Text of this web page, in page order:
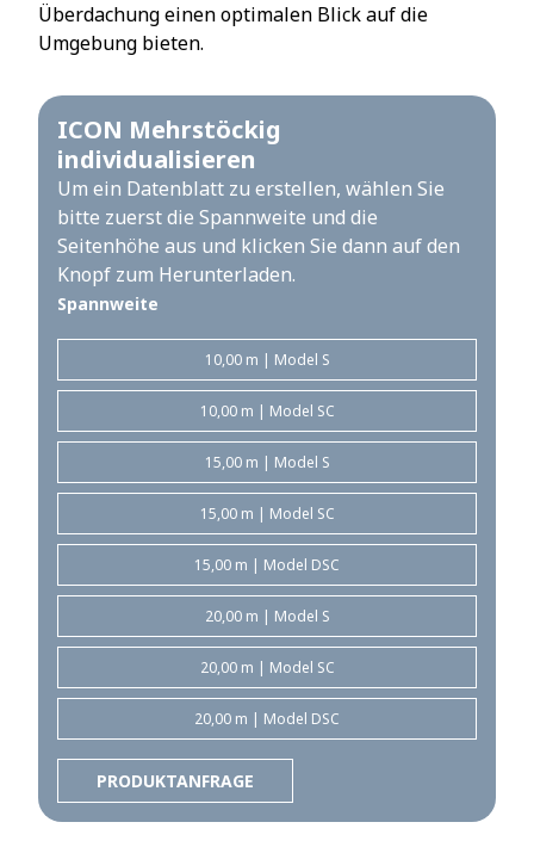
Überdachung einen optimalen Blick auf die
Umgebung bieten.
ICON Mehrstöckig
individualisieren
Um ein Datenblatt zu erstellen, wählen Sie
bitte zuerst die Spannweite und die
Seitenhöhe aus und klicken Sie dann auf den
Knopf zum Herunterladen.
Spannweite
10,00 m | Model S
10,00 m | Model SC
15,00 m | Model S
15,00 m | Model SC
15,00 m | Model DSC
20,00 m | Model S
20,00 m | Model SC
20,00 m | Model DSC
PRODUKTANFRAGE